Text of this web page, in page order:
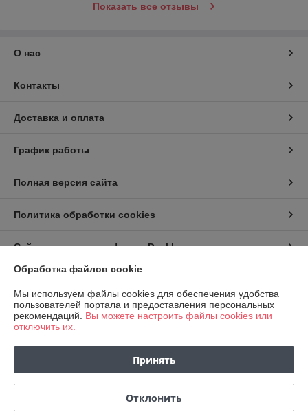
Показать все отзывы
О нас
Контакты
Доставка и оплата
График работы
Полная версия сайта
Политика обработки cookies
Сайт создан на платформе Deal.by
Информация для покупателя
Юридическое лицо:ООО «Флорист Маркет»
220067, Республика Беларусь, г.Минск, ул.Сырокомли, д.38, пом.2Н
Регистрационный номер ЕГР: 193765605
Регистрационный орган: Минский горисполком
Дата регистрации компании: 18.05.2024
Обработка файлов cookie
Мы используем файлы cookies для обеспечения удобства
пользователей портала и предоставления персональных
рекомендаций. Вы можете настроить файлы cookies или
отключить их.
Принять
Отклонить